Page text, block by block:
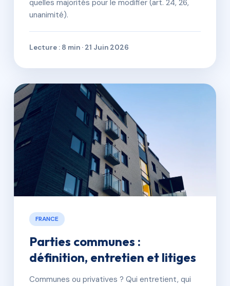
quelles majorités pour le modifier (art. 24, 26,
unanimité).
Lecture : 8 min · 21 Juin 2026
FRANCE
Parties communes :
définition, entretien et litiges
Communes ou privatives ? Qui entretient, qui